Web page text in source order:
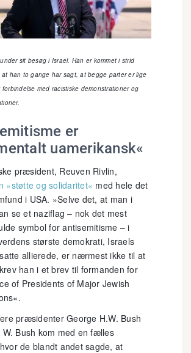
sit besøg i Israel. Han er kommet i strid
at han to gange har sagt, at begge parter er lige
med racistiske demonstrationer og
er
uamerikansk«
præsident, Reuven Rivlin,
»støtte og solidaritet« med hele det
i USA. »Selve det, at man i
se et naziflag – nok det mest
symbol for antisemitisme – i
største demokrati, Israels
allierede, er nærmest ikke til at
han i et brev til formanden for
of Presidents of Major Jewish
præsidenter George H.W. Bush
Bush kom med en fælles
de blandt andet sagde, at